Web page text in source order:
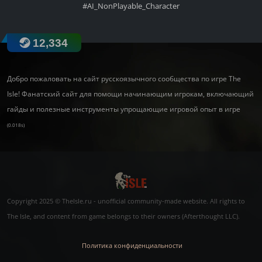
#AI_NonPlayable_Character
12,334
Добро пожаловать на сайт русскоязычного сообщества по игре The
Isle! Фанатский сайт для помощи начинающим игрокам, включающий
гайды и полезные инструменты упрощающие игровой опыт в игре
(0.018s)
Copyright 2025 © TheIsle.ru - unofficial community-made website. All rights to
The Isle, and content from game belongs to their owners (Afterthought LLC).
Политика конфиденциальности